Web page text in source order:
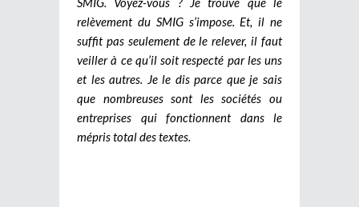
relèvement du SMIG s’impose. Et, il ne
suffit pas seulement de le relever, il faut
veiller à ce qu’il soit respecté par les uns
et les autres. Je le dis parce que je sais
que nombreuses sont les sociétés ou
entreprises qui fonctionnent dans le
mépris total des textes.